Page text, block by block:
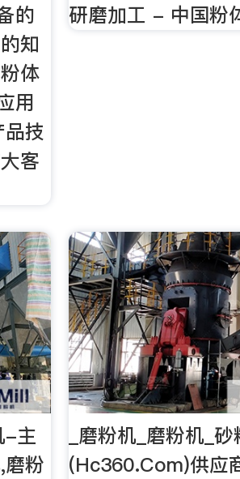
的
知
体
用
技
客
研磨加工 - 中国粉
-主
粉
_磨粉机_磨粉机_
(Hc360.Com)供应